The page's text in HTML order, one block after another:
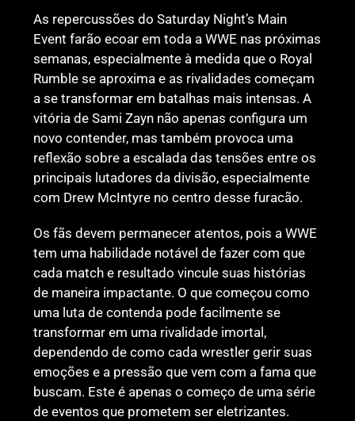
As repercussões do Saturday Night’s Main
Event farão ecoar em toda a WWE nas próximas
semanas, especialmente à medida que o Royal
Rumble se aproxima e as rivalidades começam
a se transformar em batalhas mais intensas. A
vitória de Sami Zayn não apenas configura um
novo contender, mas também provoca uma
reflexão sobre a escalada das tensões entre os
principais lutadores da divisão, especialmente
com Drew McIntyre no centro desse furacão.
Os fãs devem permanecer atentos, pois a WWE
tem uma habilidade notável de fazer com que
cada match e resultado vincule suas histórias
de maneira impactante. O que começou como
uma luta de contenda pode facilmente se
transformar em uma rivalidade imortal,
dependendo de como cada wrestler gerir suas
emoções e a pressão que vem com a fama que
buscam. Este é apenas o começo de uma série
de eventos que prometem ser eletrizantes.